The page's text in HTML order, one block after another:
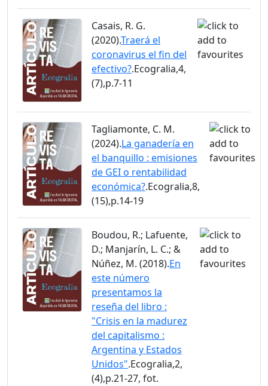
Casais, R. G.
(2020).Traerá el
coronavirus el fin del
efectivo?.Ecogralia,4,
(7),p.7-11
Tagliamonte, C. M.
(2024).La ganadería en
el banquillo : emisiones
de GEI o rentabilidad
económica?.Ecogralia,8,
(15),p.14-19
Boudou, R.; Lafuente,
D.; Manjarín, L. C.; &
Núñez, M. (2018).En
este número
presentamos la
reseña del libro :
"Crisis en la madurez
del capitalismo :
Argentina y Estados
Unidos".Ecogralia,2,
(4),p.21-27, fot.